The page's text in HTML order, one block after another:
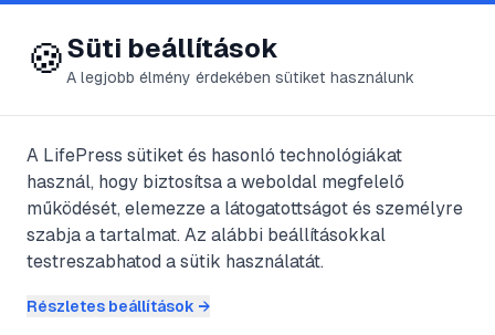
😍 LifePress
@lapul
2022. június 22. · 2perc olvasás
Internetes
értékesítés fix áras
🍪Süti beállítások
A legjobb élmény érdekében sütiket használunk
A LifePress sütiket és hasonló technológiákat
használ, hogy biztosítsa a weboldal megfelelő
működését, elemezze a látogatottságot és személyre
szabja a tartalmat. Az alábbi beállításokkal
testreszabhatod a sütik használatát.
Részletes beállítások →